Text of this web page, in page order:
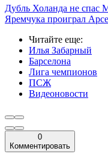
Дубль Холанда не спас
Яремчука проиграл
Читайте еще:
Илья Забарный
Барселона
Лига чемпионов
ПСЖ
Видеоновости
0
Комментировать